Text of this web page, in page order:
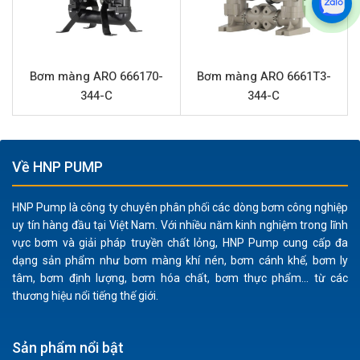
làm việc với hóa chất dễ bay hơi hoặc trong môi
trường yêu cầu an toàn PCCC nghiêm ngặt.
cùng cấu trúc bơm linh hoạt, giúp dễ dàng tích hợp
vào các hệ thống hiện có hoặc không gian hạn chế.
Hoạt động ổn định:Cung cấp lưu lượng 45.4 L/phút
và áp lực 7.0 bar, đảm bảo hiệu suất bơm ổn định cho
nhiều ứng dụng công nghiệp.
Tự mồi ưu việt:Bơm có khả năng tự mồi tốt, vận hành
khô mà không bị hư hại, giúp khởi động dễ dàng và
tăng tính linh hoạt.
Ứng dụng sản phẩm ARO PD05P-AAS-
FAA-B
các loại chất lỏng khó tính:
Bơm màng ARO 666170-
344-C
Bơm màng ARO 6661T3-
344-C
Về HNP PUMP
HNP Pump là công ty chuyên phân phối các dòng bơm công nghiệp
uy tín hàng đầu tại Việt Nam. Với nhiều năm kinh nghiệm trong lĩnh
vực bơm và giải pháp truyền chất lỏng, HNP Pump cung cấp đa
dạng sản phẩm như bơm màng khí nén, bơm cánh khế, bơm ly
tâm, bơm định lượng, bơm hóa chất, bơm thực phẩm... từ các
thương hiệu nổi tiếng thế giới.
Sản phẩm nổi bật